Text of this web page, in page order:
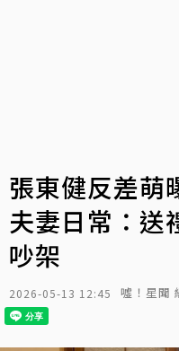
張東健反差萌
夫妻日常：送
吵架
2026-05-13 12:45 噓！星聞